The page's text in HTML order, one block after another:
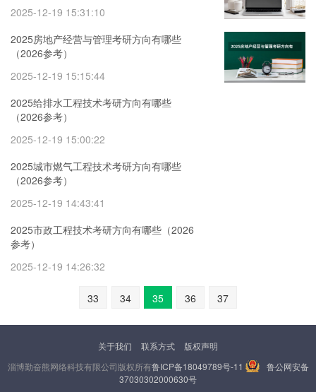
2025-12-19 15:31:10
2025房地产经营与管理考研方向有哪些
（2026参考）
2025-12-19 15:15:44
2025给排水工程技术考研方向有哪些
（2026参考）
2025-12-19 15:00:22
2025城市燃气工程技术考研方向有哪些
（2026参考）
2025-12-19 14:43:41
2025市政工程技术考研方向有哪些（2026
参考）
2025-12-19 14:26:32
33 34 35 36 37
关于我们 联系方式
版权声明
淄博勤奋熊网络科技有限公司版权所有鲁ICP备18049789号-11
鲁公网安备
37030302000630号